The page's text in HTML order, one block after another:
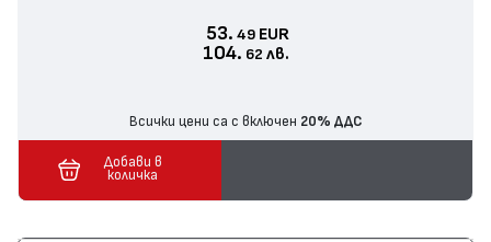
53. 49 EUR
104. 62 лв.
Всички цени са с включен 20% ДДС
Добави в
количка